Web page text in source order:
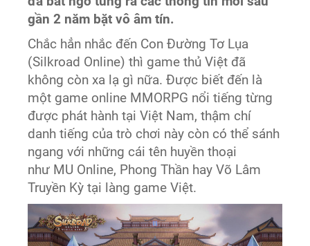
gần 2 năm bặt vô âm tín.
Chắc hẳn nhắc đến Con Đường Tơ Lụa
(Silkroad Online) thì game thủ Việt đã
không còn xa lạ gì nữa. Được biết đến là
một game online MMORPG nổi tiếng từng
được phát hành tại Việt Nam, thậm chí
danh tiếng của trò chơi này còn có thể sánh
ngang với những cái tên huyền thoại
như MU Online, Phong Thần hay Võ Lâm
Truyền Kỳ tại làng game Việt.